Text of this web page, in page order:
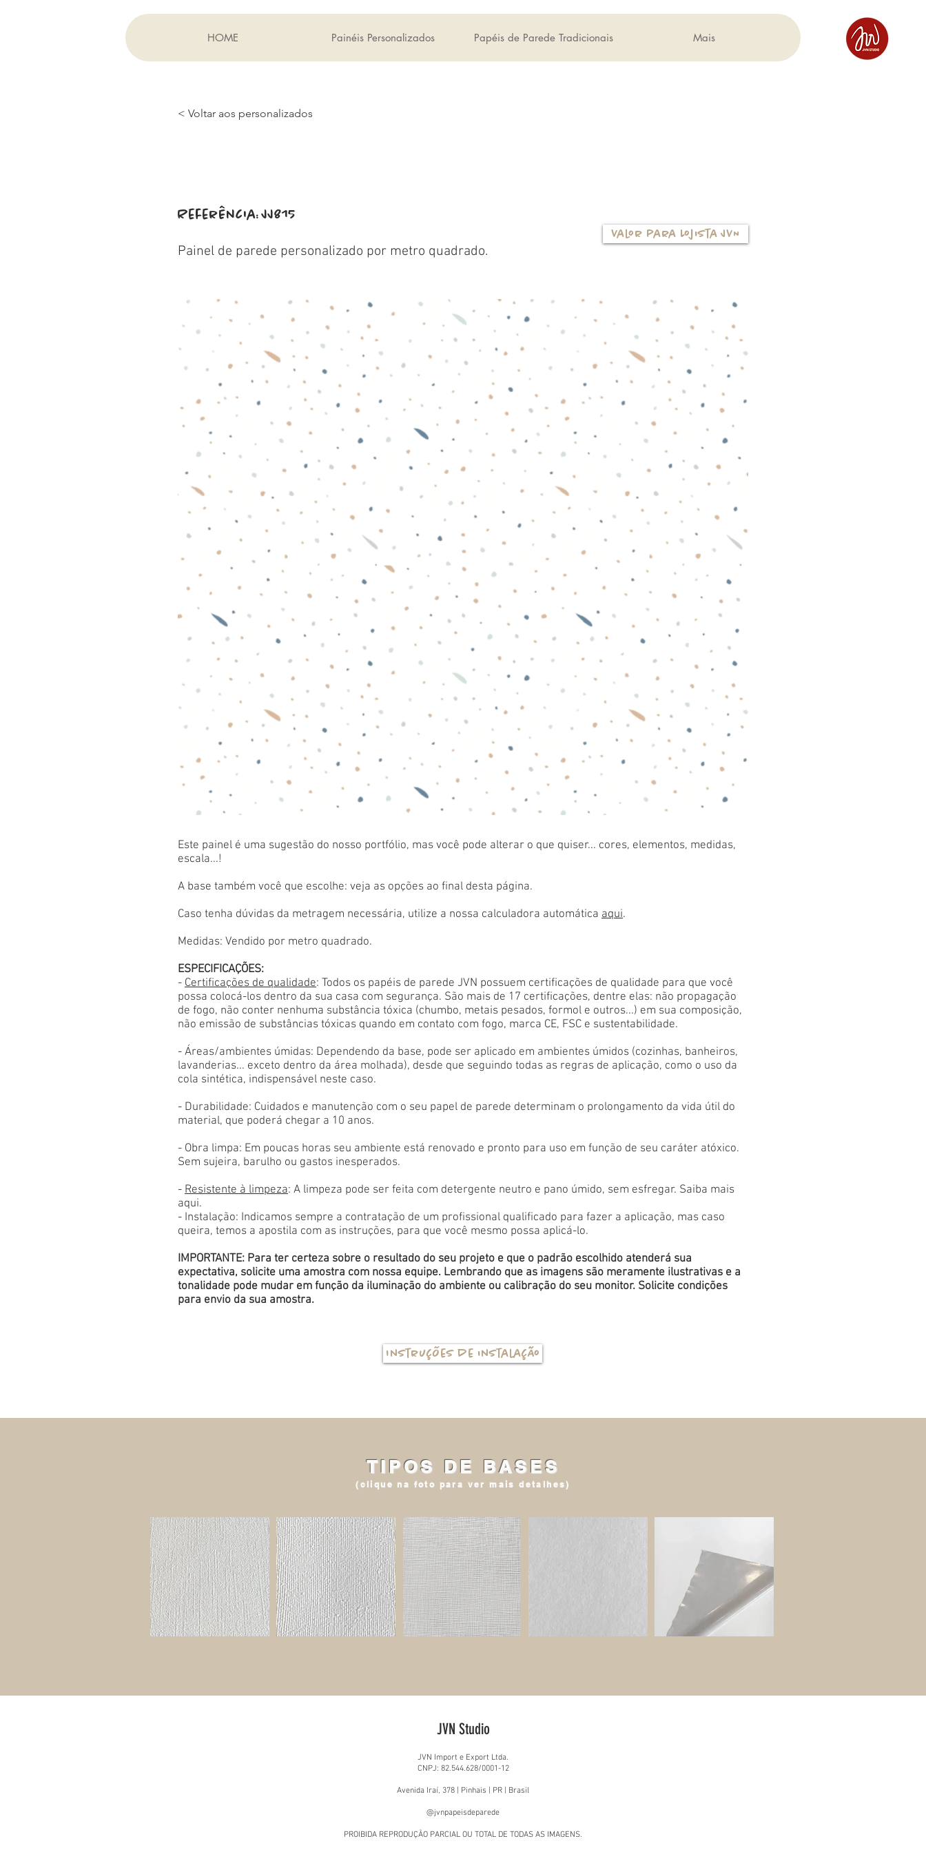
HOME Painéis Personalizados Papéis de Parede Tradicionais Mais
< Voltar aos personalizados
Referência: JJ815
Painel de parede personalizado por metro quadrado.
Valor para Lojista JVN
Este painel é uma sugestão do nosso portfólio, mas você pode alterar o que quiser... cores, elementos, medidas,
escala...!
A base também você que escolhe: veja as opções ao final desta página.
Caso tenha dúvidas da metragem necessária, utilize a nossa calculadora automática aqui.
Medidas: Vendido por metro quadrado.
ESPECIFICAÇÕES:
- Certificações de qualidade: Todos os papéis de parede JVN possuem certificações de qualidade para que você
possa colocá-los dentro da sua casa com segurança. São mais de 17 certificações, dentre elas: não propagação
de fogo, não conter nenhuma substância tóxica (chumbo, metais pesados, formol e outros...) em sua composição,
não emissão de substâncias tóxicas quando em contato com fogo, marca CE, FSC e sustentabilidade.
- Áreas/ambientes úmidas: Dependendo da base, pode ser aplicado em ambientes úmidos (cozinhas, banheiros,
lavanderias... exceto dentro da área molhada), desde que seguindo todas as regras de aplicação, como o uso da
cola sintética, indispensável neste caso.
- Durabilidade: Cuidados e manutenção com o seu papel de parede determinam o prolongamento da vida útil do
material, que poderá chegar a 10 anos.
- Obra limpa: Em poucas horas seu ambiente está renovado e pronto para uso em função de seu caráter atóxico.
Sem sujeira, barulho ou gastos inesperados.
- Resistente à limpeza: A limpeza pode ser feita com detergente neutro e pano úmido, sem esfregar. Saiba mais
aqui.
- Instalação: Indicamos sempre a contratação de um profissional qualificado para fazer a aplicação, mas caso
queira, temos a apostila com as instruções, para que você mesmo possa aplicá-lo.
IMPORTANTE: Para ter certeza sobre o resultado do seu projeto e que o padrão escolhido atenderá sua
expectativa, solicite uma amostra com nossa equipe. Lembrando que as imagens são meramente ilustrativas e a
tonalidade pode mudar em função da iluminação do ambiente ou calibração do seu monitor. Solicite condições
para envio da sua amostra.
Instruções de instalação
TIPOS DE BASES
(clique na foto para ver mais detalhes)
JVN Studio
JVN Import e Export Ltda.
CNPJ: 82.544.628/0001-12
Avenida Iraí, 378 | Pinhais | PR | Brasil
@jvnpapeisdeparede
PROIBIDA REPRODUÇÃO PARCIAL OU TOTAL DE TODAS AS IMAGENS.